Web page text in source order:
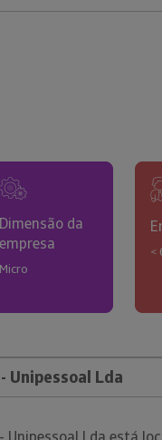
comerciais e
Dimensão da
empresa
Micro
<
Unipessoal Lda